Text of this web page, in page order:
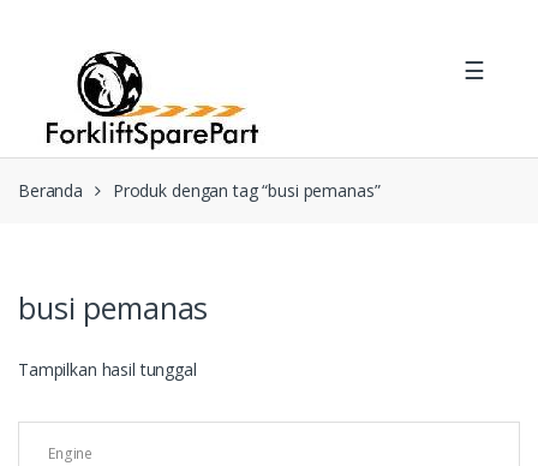
navigation
☰
Beranda Produk dengan tag “busi pemanas”
busi pemanas
Tampilkan hasil tunggal
Engine